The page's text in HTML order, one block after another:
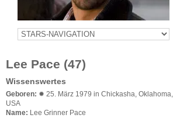
Lee Pace (47)
Wissenswertes
Geboren: ✹ 25. März 1979 in Chickasha, Oklahoma,
USA
Name: Lee Grinner Pace